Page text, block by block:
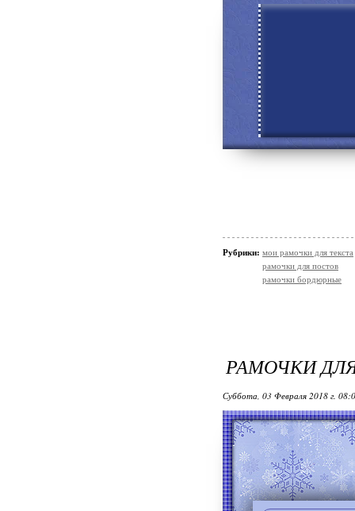
Рубрики: мои рамочки для текста
рамочки для постов
рамочки бордюрные
РАМОЧКИ
Суббота, 03 Февраля 2018 г.